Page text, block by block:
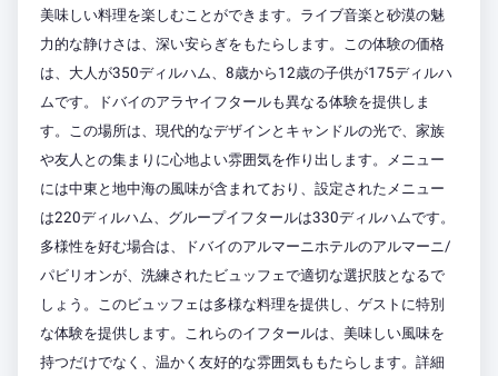
美味しい料理を楽しむことができます。ライブ音楽と砂漠の魅
力的な静けさは、深い安らぎをもたらします。この体験の価格
は、大人が350ディルハム、8歳から12歳の子供が175ディルハ
ムです。ドバイのアラヤイフタールも異なる体験を提供しま
す。この場所は、現代的なデザインとキャンドルの光で、家族
や友人との集まりに心地よい雰囲気を作り出します。メニュー
には中東と地中海の風味が含まれており、設定されたメニュー
は220ディルハム、グループイフタールは330ディルハムです。
多様性を好む場合は、ドバイのアルマーニホテルのアルマーニ/
パビリオンが、洗練されたビュッフェで適切な選択肢となるで
しょう。このビュッフェは多様な料理を提供し、ゲストに特別
な体験を提供します。これらのイフタールは、美味しい風味を
持つだけでなく、温かく友好的な雰囲気ももたらします。詳細